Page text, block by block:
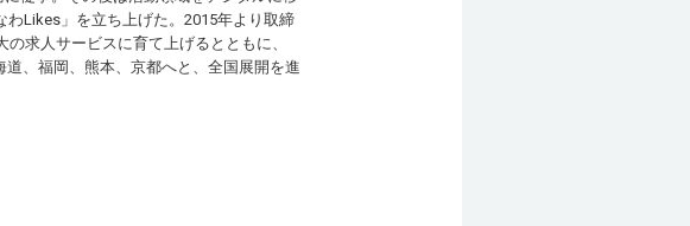
Likes」を⽴ち上げた。2015年より取締
求⼈サービスに育て上げるとともに、
、福岡、熊本、京都へと、全国展開を進